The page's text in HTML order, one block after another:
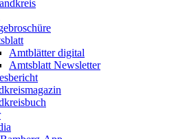
Amtblätter digital
Amtsblatt Newsletter